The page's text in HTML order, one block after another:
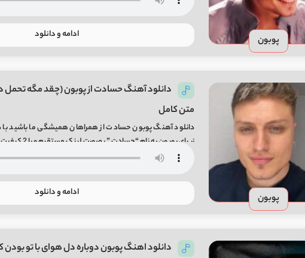
پوبون ادامه و دانلود
پوبون
متن کامل
دانلود آهنگ پوبون حسادت از همراهان همیشگی ما باشید با
زیبای پوبون به
میفا موزیک Hesadat Song By Poobon From Mifa-Music
ادامه و دانلود
دانلود اهنگ پوبون دوباره دل هوای با تو